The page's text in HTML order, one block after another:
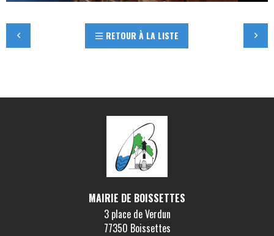
RETOUR À LA LISTE
MAIRIE DE BOISSETTES
3 place de Verdun
77350 Boissettes